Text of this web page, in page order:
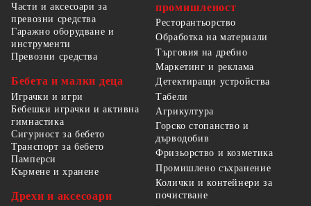
Части и аксесоари за
превозни средства
Гаражно оборудване и
инструменти
Превозни средства
Бебета и малки деца
Играчки и игри
Бебешки играчки и активна
гимнастика
Сигурност за бебето
Транспорт за бебето
Памперси
Кърмене и хранене
Дрехи и аксесоари
промишленост
Ресторантьорство
Обработка на материали
Търговия на дребно
Маркетинг и реклама
Детектиращи устройства
Табели
Агрикултура
Горско стопанство и
дърводобив
Фризьорство и козметика
Промишлено съхранение
Колички и контейнери за
почистване